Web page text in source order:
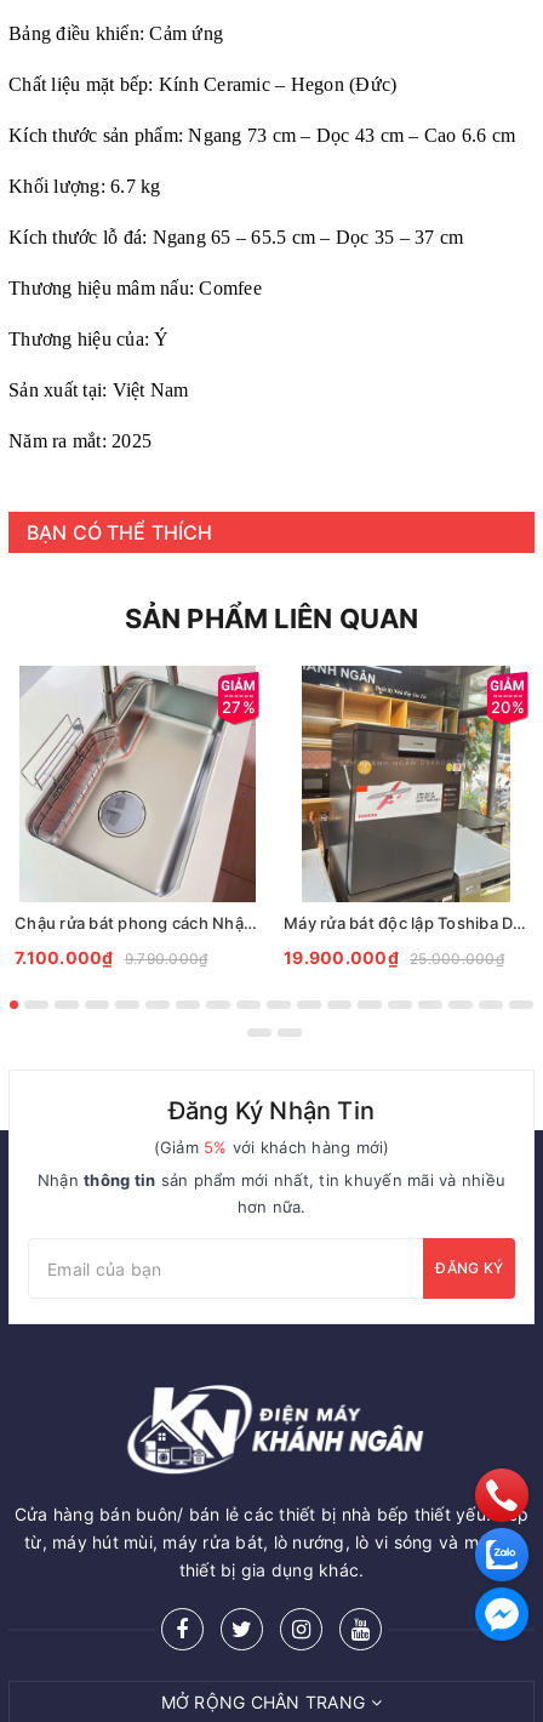
Bảng điều khiển: Cảm ứng
Chất liệu mặt bếp: Kính Ceramic – Hegon (Đức)
Kích thước sản phẩm: Ngang 73 cm – Dọc 43 cm – Cao 6.6 cm
Khối lượng: 6.7 kg
Kích thước lỗ đá: Ngang 65 – 65.5 cm – Dọc 35 – 37 cm
Thương hiệu mâm nấu: Comfee
Thương hiệu của: Ý
Sản xuất tại: Việt Nam
Năm ra mắt: 2025
BẠN CÓ THỂ THÍCH
SẢN PHẨM LIÊN QUAN
27%
Chậu rửa bát phong cách Nhật chống xước Tari Smart 8050
7.100.000₫ 9.790.000₫
20%
Máy rửa bát độc lập Toshiba DW-15F7(G)-VN
19.900.000₫ 25.000.000₫
Đăng Ký Nhận Tin
(Giảm 5% với khách hàng mới)
Nhậnthông tin sản phẩm mới nhất, tin khuyến mãi và nhiều
hơn nữa.
ĐĂNG KÝ
Cửa hàng bán buôn/ bán lẻ các thiết bị nhà bếp thiết yếu: Bếp
từ, máy hút mùi, máy rửa bát, lò nướng, lò vi sóng và một số
thiết bị gia dụng khác.
MỞ RỘNG CHÂN TRANG